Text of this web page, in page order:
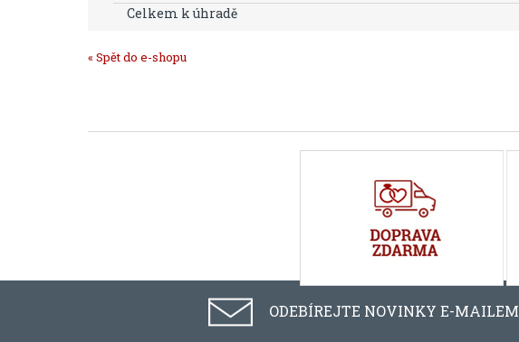
Celkem k úhradě
« Spět do e-shopu
ODEBÍREJTE NOVINKY E-MAILEM